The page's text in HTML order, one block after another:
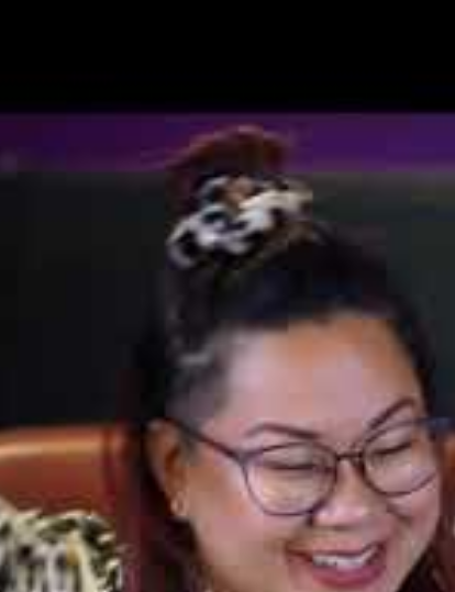
– nytt släpp på Tatueringsmässan
Barocklanserar en helt ny kollektion avdreads ponytails, och